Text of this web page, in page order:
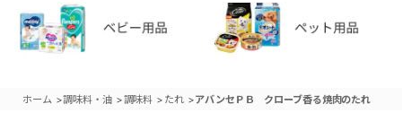
ホーム >調味料・油 >調味料 > たれ >アバンセＰＢ クローブ香る焼肉のたれ